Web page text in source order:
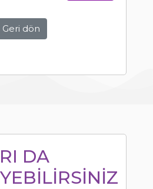
Geri dön
DA